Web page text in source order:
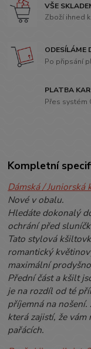
VŠE
Zboží ihned
ODESÍLÁME
Po připsání
PLATBA
Přes systém
Kompletní
Dámská / Juniorská
Nové v obalu.
Hledáte dokonalý
ochrání před
Tato stylová
romantický
maximální
Přední část a kšilt
je na rozdíl od té
příjemná na
která zajistí, že
pařácích.